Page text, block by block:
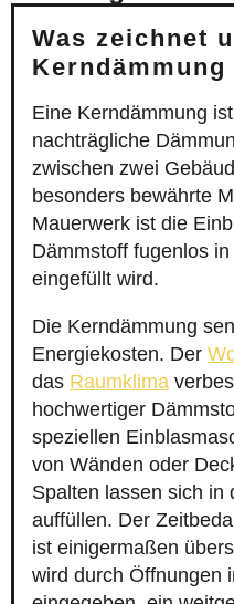
Was zeichnet
Eine Kerndämmung
nachträgliche
zwischen zwei
besonders bewährte
Mauerwerk ist die
Dämmstoff fugenlos
eingefüllt wird.
Die Kerndämmung
Energiekosten. Der
das Raumklima
hochwertiger
speziellen
von Wänden oder
Spalten lassen sich in
auffüllen. Der
ist einigermaßen
wird durch Öffnungen